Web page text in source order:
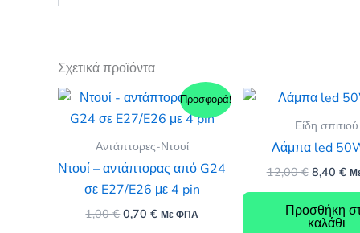
Σχετικά προϊόντα
Προσφορά!
Αντάπτορες-Ντουί
Ντουί – αντάπτορας από G24
σε E27/E26 με 4 pin
1,00€Original
0,70€ΗΜε ΦΠΑ
Είδη σπιτιού
Λάμπα led
12,00€ Original
was:
12,00 €.
8,40 €Η
Προσθήκη
καλάθι